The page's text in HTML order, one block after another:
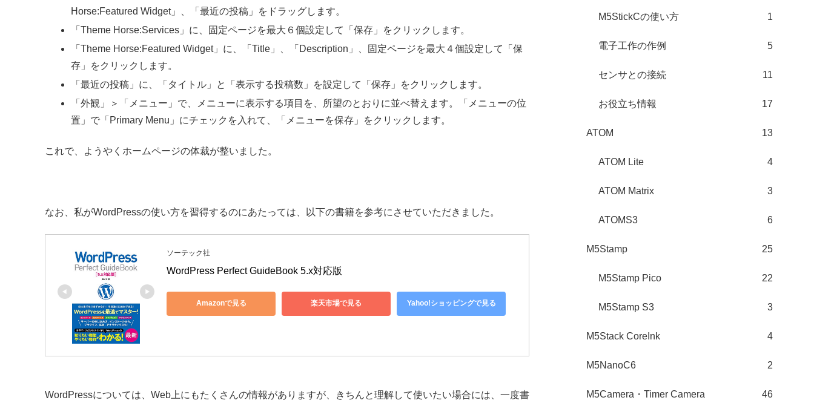
Horse:Featured Widget」、「最近の投稿」をドラッグします。
「Theme Horse:Services」に、固定ページを最大６個設定して「保存」をクリックします。
「Theme Horse:Featured Widget」に、「Title」、「Description」、固定ページを最大４個設定して「保
存」をクリックします。
「最近の投稿」に、「タイトル」と「表示する投稿数」を設定して「保存」をクリックします。
「外観」＞「メニュー」で、メニューに表示する項目を、所望のとおりに並べ替えます。「メニューの位
置」で「Primary Menu」にチェックを入れて、「メニューを保存」をクリックします。
これで、ようやくホームページの体裁が整いました。
なお、私がWordPressの使い方を習得するのにあたっては、以下の書籍を参考にさせていただきました。
ソーテック社
WordPress Perfect GuideBook 5.x対応版
Amazonで見る 楽天市場で見る Yahoo!ショッピングで見る
WordPressについては、Web上にもたくさんの情報がありますが、きちんと理解して使いたい場合には、一度書
M5StickCの使い方 1
電子工作の作例 5
センサとの接続 11
お役立ち情報 17
ATOM 13
ATOM Lite 4
ATOM Matrix 3
ATOMS3 6
M5Stamp 25
M5Stamp Pico 22
M5Stamp S3 3
M5Stack CoreInk 4
M5NanoC6 2
M5Camera・Timer Camera 46